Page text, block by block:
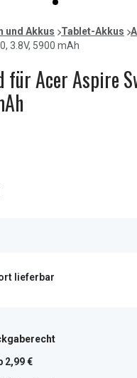
item
0
und Akkus Tablet-Akkus
3.8V, 5900 mAh
für Acer Aspire
lieferbar
2,99 €